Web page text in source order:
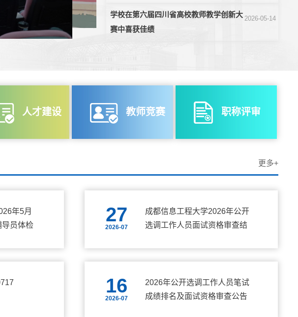
学校在第六届四川省高校教师教学创新大
赛中喜获佳绩
2026-05-14
人才建设 教师竞赛 职称评审
更多+
年5月
导员体检
27
2026-07
成都信息工程大学2026年公开
选调工作人员面试资格审查结
16
2026-07
2026年公开选调工作人员笔试
成绩排名及面试资格审查公告